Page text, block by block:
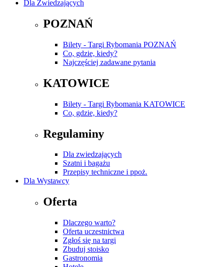
Dla Zwiedzających
POZNAŃ
Bilety - Targi Rybomania POZNAŃ
Co, gdzie, kiedy?
Najczęściej zadawane pytania
KATOWICE
Bilety - Targi Rybomania KATOWICE
Co, gdzie, kiedy?
Regulaminy
Dla zwiedzających
Szatni i bagażu
Przepisy techniczne i ppoż.
Dla Wystawcy
Oferta
Dlaczego warto?
Oferta uczestnictwa
Zgłoś się na targi
Zbuduj stoisko
Gastronomia